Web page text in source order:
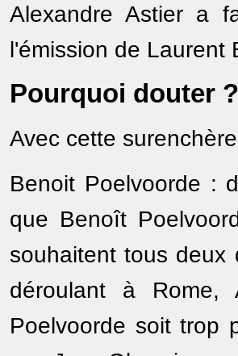
Alexandre Astier a
l'émission de Laurent
Pourquoi douter ?
Avec cette
Benoit Poelvoorde :
que Benoît
souhaitent tous deux
déroulant à
Poelvoorde soit trop